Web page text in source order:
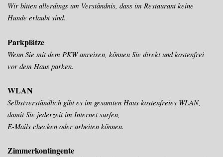
Wir bitten allerdings um Verständnis, dass im Restaurant keine
Hunde erlaubt sind.
Parkplätze
Wenn Sie mit dem PKW anreisen, können Sie direkt und kostenfrei
vor dem Haus parken.
WLAN
Selbstverständlich gibt es im gesamten Haus kostenfreies WLAN,
damit Sie jederzeit im Internet surfen,
E-Mails checken oder arbeiten können.
Zimmerkontingente